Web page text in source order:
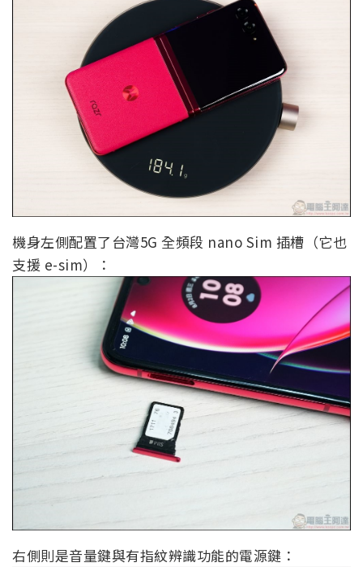
機身左側配置了台灣5G 全頻段 nano Sim 插槽（它也
支援 e-sim）：
右側則是音量鍵與有指紋辨識功能的電源鍵：